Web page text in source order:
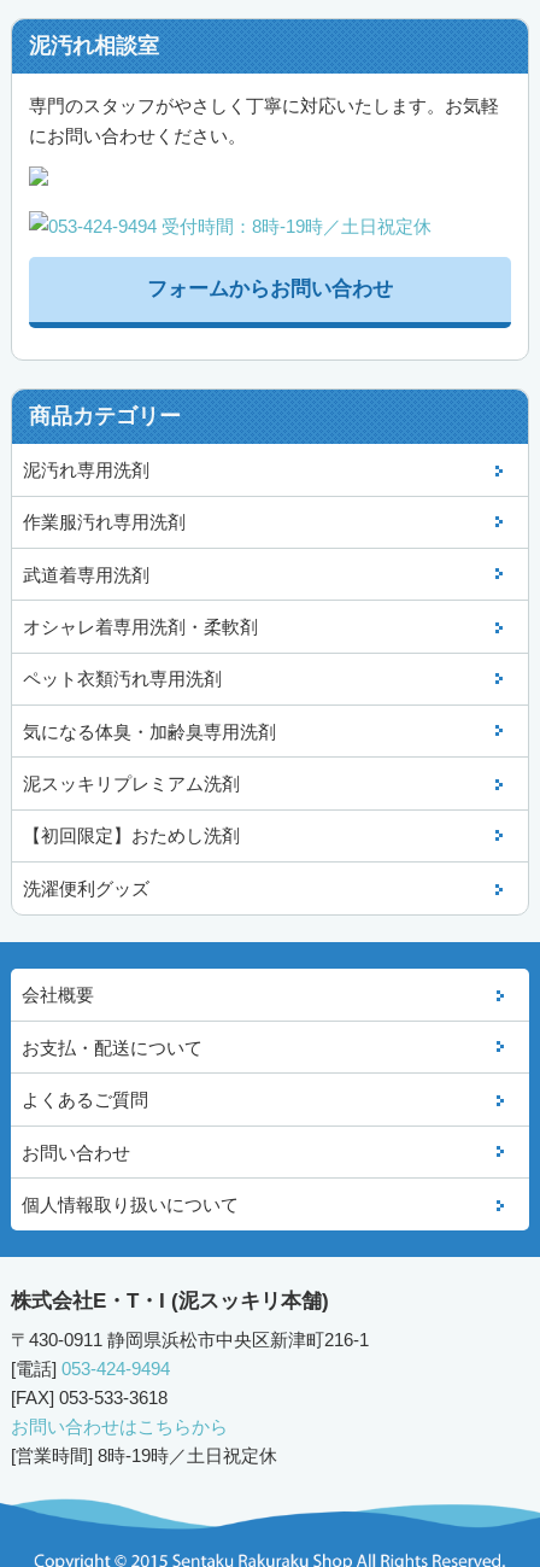
泥汚れ相談室
専門のスタッフがやさしく丁寧に対応いたします。お気軽
にお問い合わせください。
フォームからお問い合わせ
商品カテゴリー
泥汚れ専用洗剤
作業服汚れ専用洗剤
武道着専用洗剤
オシャレ着専用洗剤・柔軟剤
ペット衣類汚れ専用洗剤
気になる体臭・加齢臭専用洗剤
泥スッキリプレミアム洗剤
【初回限定】おためし洗剤
洗濯便利グッズ
会社概要
お支払・配送について
よくあるご質問
お問い合わせ
個人情報取り扱いについて
株式会社E・T・I (泥スッキリ本舗)
〒430-0911 静岡県浜松市中央区新津町216-1
[電話] 053-424-9494
[FAX] 053-533-3618
お問い合わせはこちらから
[営業時間] 8時-19時／土日祝定休